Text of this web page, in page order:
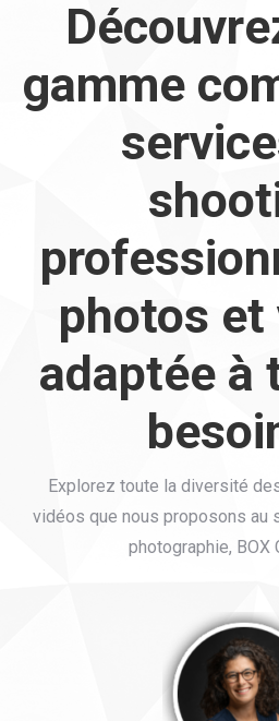
gamme
photos et
adaptée à
Explorez toute la diversité
vidéos que nous proposons au
photographie, BOX